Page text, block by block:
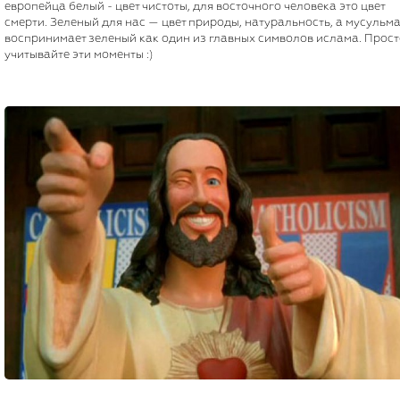
европейца белый - цвет чистоты, для восточного человека это цвет
смерти. Зеленый для нас — цвет природы, натуральность, а
воспринимает зеленый как один из главных символов ислама.
учитывайте эти моменты :)